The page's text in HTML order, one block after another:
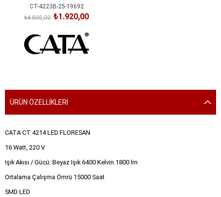
CT-4223B-25-19692
₺1.920,00
₺4.800,00
ÜRÜN ÖZELLIKLERI
CATA CT 4214 LED FLORESAN
16 Watt, 220 V
Işık Akısı / Gücü: Beyaz Işık 6400 Kelvin 1800 lm
Ortalama Çalışma Ömrü 15000 Saat
SMD LED